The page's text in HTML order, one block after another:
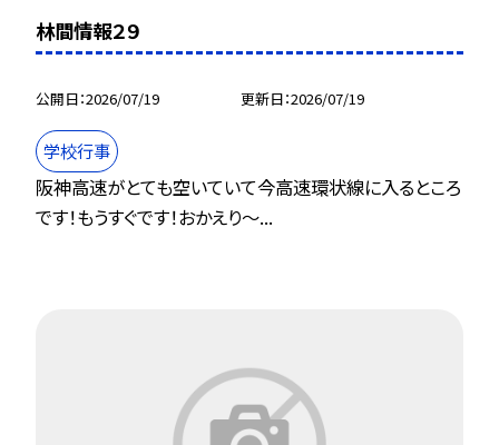
林間情報２９
公開日 2026/07/19 更新日 2026/07/19
学校行事
阪神高速がとても空いていて今高速環状線に入るところ
です！もうすぐです！おかえり～...